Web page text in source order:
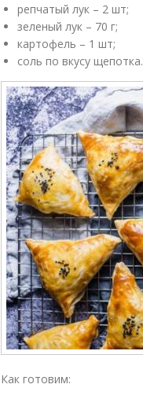
репчатый лук – 2 шт;
зеленый лук – 70 г;
картофель – 1 шт;
соль по вкусу щепотка.
Как готовим: